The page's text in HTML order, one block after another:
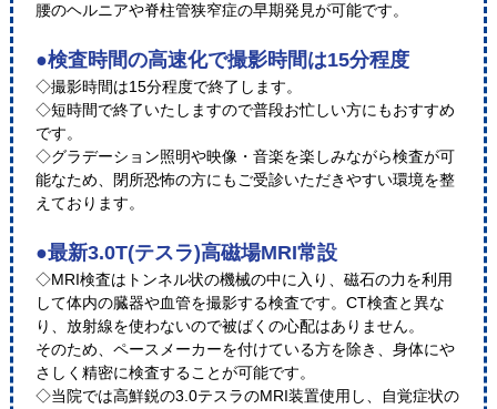
腰のヘルニアや脊柱管狭窄症の早期発見が可能です。
●検査時間の高速化で撮影時間は15分程度
◇撮影時間は15分程度で終了します。
◇短時間で終了いたしますので普段お忙しい方にもおすすめ
です。
◇グラデーション照明や映像・音楽を楽しみながら検査が可
能なため、閉所恐怖の方にもご受診いただきやすい環境を整
えております。
●最新3.0T(テスラ)高磁場MRI常設
◇MRI検査はトンネル状の機械の中に入り、磁石の力を利用
して体内の臓器や血管を撮影する検査です。CT検査と異な
り、放射線を使わないので被ばくの心配はありません。
そのため、ペースメーカーを付けている方を除き、身体にや
さしく精密に検査することが可能です。
◇当院では高鮮鋭の3.0テスラのMRI装置使用し、自覚症状の